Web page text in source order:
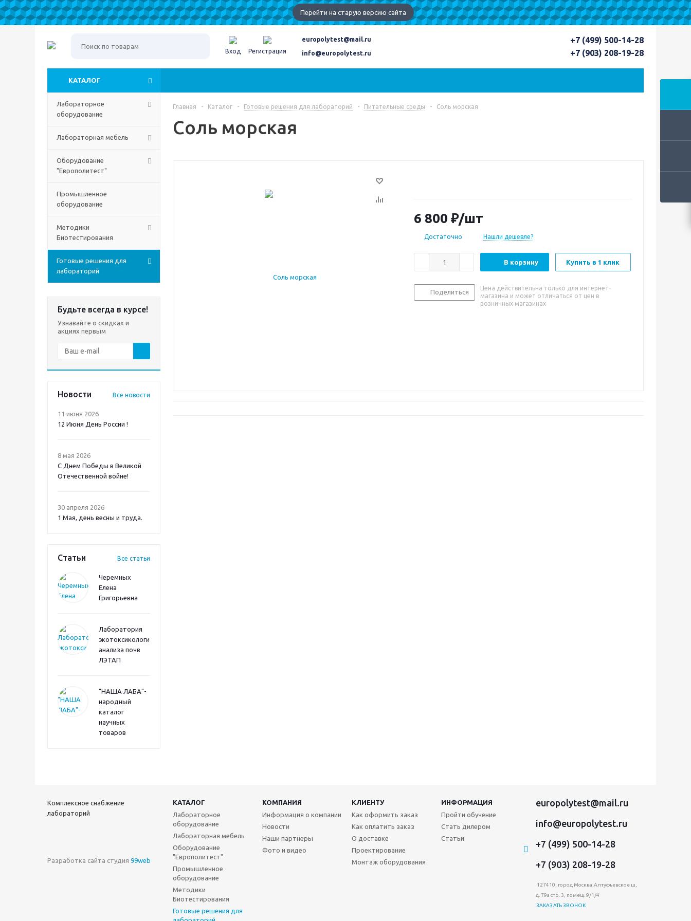
Перейти на старую версию сайта
Вход Регистрация
europolytest@mail.ru
info@europolytest.ru
+7 (499) 500-14-28
+7 (903) 208-19-28
КАТАЛОГ
Лабораторное
оборудование
Лабораторная мебель
Оборудование
"Европолитест"
Промышленное
оборудование
Методики
Биотестирования
Готовые решения для
лабораторий
Будьте всегда в курсе!
Узнавайте о скидках и
акциях первым
Новости Все новости
11 июня 2026
12 Июня День России !
8 мая 2026
С Днем Победы в Великой
Отечественной войне!
30 апреля 2026
1 Мая, день весны и труда.
Статьи Все статьи
Черемных
Елена
Григорьевна
Лаборатория
экотоксикологического
анализа почв
ЛЭТАП
"НАША ЛАБА"-
народный
каталог
научных
товаров
Главная - Каталог - Готовые решения для лабораторий - Питательные среды - Соль морская
Соль морская
6 800 ₽/шт
Достаточно Нашли дешевле?
В корзину Купить в 1 клик
Поделиться
Цена действительна только для интернет-
магазина и может отличаться от цен в
розничных магазинах
Комплексное снабжение
лабораторий
Разработка сайта студия 99web
КАТАЛОГ КОМПАНИЯ КЛИЕНТУ
ИНФОРМАЦИЯ
Лабораторное
оборудование
Лабораторная мебель
Оборудование
"Европолитест"
Промышленное
оборудование
Методики
Биотестирования
Готовые решения для
Информация о компании
Новости
Наши партнеры
Фото и видео
Как оформить заказ
Как оплатить заказ
О доставке
Проектирование
Монтаж оборудования
Пройти обучение
Стать дилером
Статьи
europolytest@mail.ru
info@europolytest.ru
+7 (499) 500-14-28
+7 (903) 208-19-28
127410, город Москва,Алтуфьевское ш,
д. 79а стр. 3, помещ. 9/1/4
ЗАКАЗАТЬ ЗВОНОК